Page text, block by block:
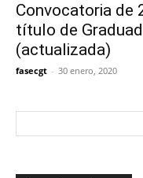
Convocatoria de
título de
(actualizada)
fasecgt - 30 enero, 2020